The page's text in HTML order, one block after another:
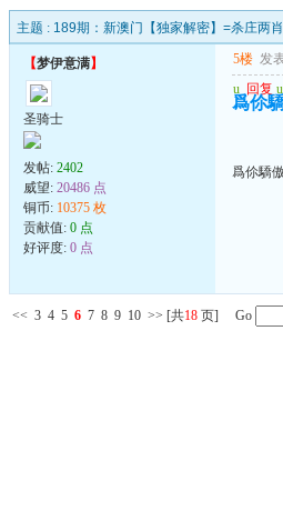
主题 : 189期：新澳门【独家解密】=杀庄两
【梦伊意满】
圣骑士
发帖: 2402
威望: 20486 点
铜币: 10375 枚
贡献值: 0 点
好评度: 0 点
5楼 发
u 回复 u
爲伱
爲伱驕
<< 3 4 5 6 7 8 9 10 >> [共18 页] Go